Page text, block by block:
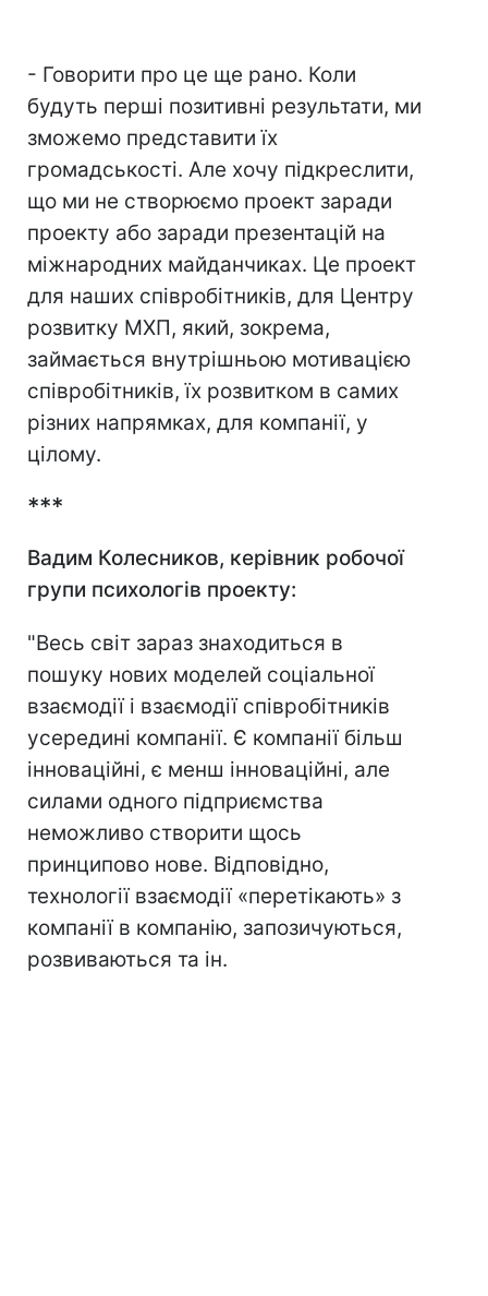
- Говорити про це ще рано. Коли
будуть перші позитивні результати, ми
зможемо представити їх
громадськості. Але хочу підкреслити,
що ми не створюємо проект заради
проекту або заради презентацій на
міжнародних майданчиках. Це проект
для наших співробітників, для Центру
розвитку МХП, який, зокрема,
займається внутрішньою мотивацією
співробітників, їх розвитком в самих
різних напрямках, для компанії, у
цілому.
***
Вадим Колесников, керівник робочої
групи психологів проекту:
"Весь світ зараз знаходиться в
пошуку нових моделей соціальної
взаємодії і взаємодії співробітників
усередині компанії. Є компанії більш
інноваційні, є менш інноваційні, але
силами одного підприємства
неможливо створити щось
принципово нове. Відповідно,
технології взаємодії «перетікають» з
компанії в компанію, запозичуються,
розвиваються та ін.